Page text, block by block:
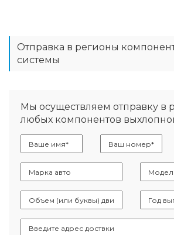
Отправка в регионы
системы
Мы осуществляем отправку в
любых компонентов